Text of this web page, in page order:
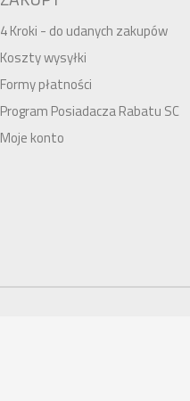
4 Kroki - do udanych zakupów
Koszty wysyłki
Formy płatności
Program Posiadacza Rabatu SC
Moje konto